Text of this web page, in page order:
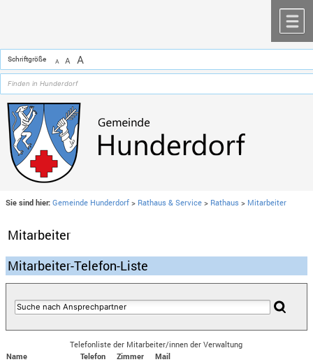
Schriftgröße A A A
Sie sind hier: Gemeinde Hunderdorf > Rathaus & Service > Rathaus > Mitarbeiter
Mitarbeiter
Mitarbeiter-Telefon-Liste
Telefonliste der Mitarbeiter/innen der Verwaltung
Name
Telefon Zimmer
Mail